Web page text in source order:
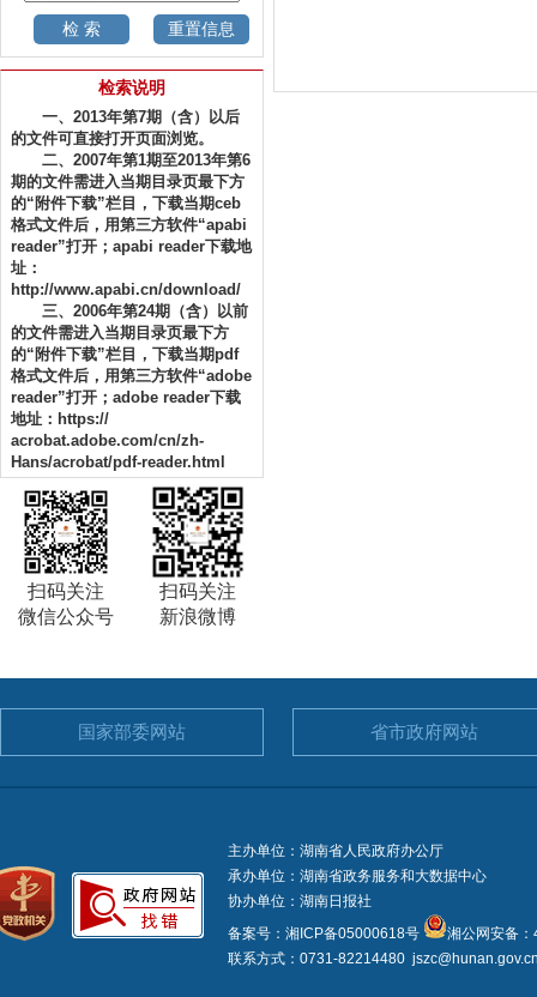
检索说明
一、2013年第7期（含）以后
的文件可直接打开页面浏览。
二、2007年第1期至2013年第6
期的文件需进入当期目录页最下方
的“附件下载”栏目，下载当期ceb
格式文件后，用第三方软件“apabi
reader”打开；apabi reader下载地
址：
http://www.apabi.cn/download/
三、2006年第24期（含）以前
的文件需进入当期目录页最下方
的“附件下载”栏目，下载当期pdf
格式文件后，用第三方软件“adobe
reader”打开；adobe reader下载
地址：https://
acrobat.adobe.com/cn/zh-
Hans/acrobat/pdf-reader.html
扫码关注
微信公众号
扫码关注
新浪微博
国家部委网站 省市政府网站
主办单位：湖南省人民政府办公厅
承办单位：湖南省政务服务和大数据中心
协办单位：湖南日报社
备案号：湘ICP备05000618号
湘公网安备
联系方式：0731-82214480